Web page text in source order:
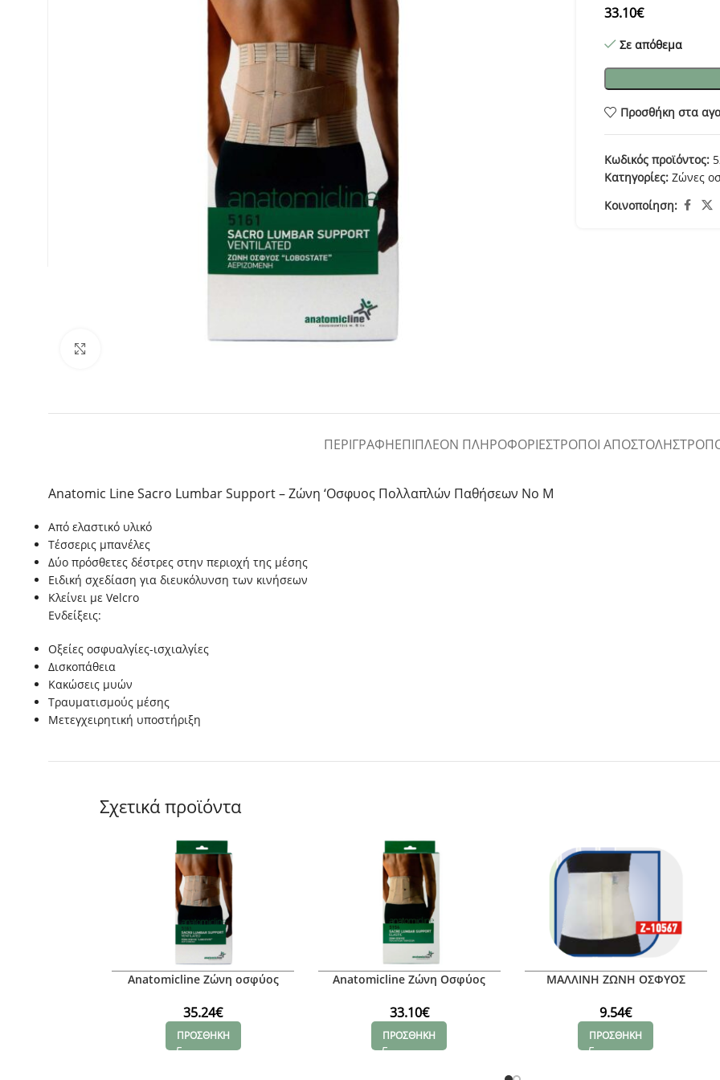
33.10€
Σε απόθεμα
Προσθήκη στα
Κωδικός προϊόντος:
Κατηγορίες: Ζώνες
Κοινοποίηση:
ΠΕΡΙΓΡΑΦΉΕΠΙΠΛΈΟΝ ΠΛΗΡΟΦΟΡΊΕΣΤΡΌΠΟΙ ΑΠΟΣΤΟΛΉΣ
Anatomic Line Sacro Lumbar Support – Ζώνη ‘Οσφυος Πολλαπλών Παθήσεων No M
Από ελαστικό υλικό
Τέσσερις μπανέλες
Δύο πρόσθετες δέστρες στην περιοχή της μέσης
Ειδική σχεδίαση για διευκόλυνση των κινήσεων
Κλείνει με Velcro
Ενδείξεις:
Οξείες οσφυαλγίες-ισχιαλγίες
Δισκοπάθεια
Κακώσεις μυών
Τραυματισμούς μέσης
Μετεγχειρητική υποστήριξη
Σχετικά προϊόντα
Anatomicline Ζώνη οσφύος
35.24€
ΠΡΟΣΘΗΚΗ
Anatomicline Ζώνη Οσφύος
Large Ύψος 20cm
33.10€
ΠΡΟΣΘΗΚΗ
ΜΑΛΛΙΝΗ ΖΩΝΗ ΟΣΦΥΟΣ
9.54€
ΠΡΟΣΘΗΚΗ